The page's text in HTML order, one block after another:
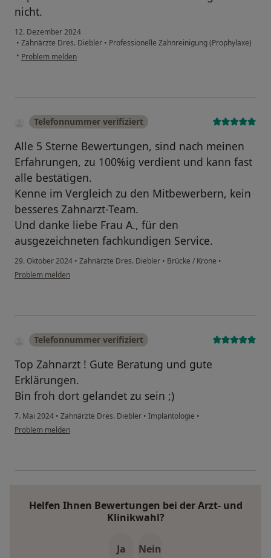
nicht.
12. Dezember 2024
• Zahnärzte Dres. Diebler • Professionelle Zahnreinigung (Prophylaxe)
• Problem melden
Telefonnummer verifiziert
Alle 5 Sterne Bewertungen, sind nach meinen
Erfahrungen, zu 100%ig verdient und kann fast
alle bestätigen.
Kenne im Vergleich zu den Mitbewerbern, kein
besseres Zahnarzt-Team.
Und danke liebe Frau A., für den
ausgezeichneten fachkundigen Service.
29. Oktober 2024 • Zahnärzte Dres. Diebler • Brücke / Krone •
Problem melden
Telefonnummer verifiziert
Top Zahnarzt ! Gute Beratung und gute
Erklärungen.
Bin froh dort gelandet zu sein ;)
7. Mai 2024 • Zahnärzte Dres. Diebler • Implantologie •
Problem melden
Helfen Ihnen Bewertungen bei der Arzt- und
Klinikwahl?
Ja Nein